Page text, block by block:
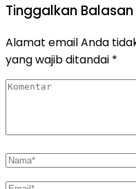
Tinggalkan Balasan
Alamat email Anda
yang wajib ditandai *